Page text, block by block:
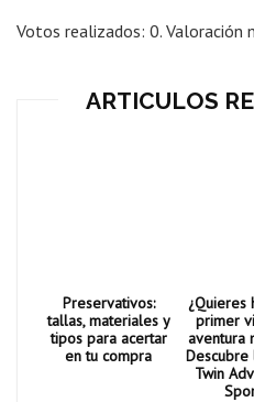
Votos realizados: 0. Valoración
ARTICULOS
Preservativos:
tallas, materiales y
tipos para acertar
en tu compra
¿Quieres
primer
aventura
Descubre
Twin